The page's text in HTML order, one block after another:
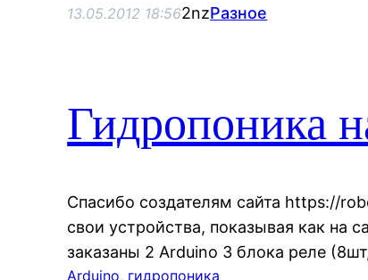
13.05.2012 18:562nzРазное
Гидропоника
Спасибо создателям сайта https://
свои устройства, показывая как на
заказаны 2 Arduino 3 блока реле
Arduino, гидропоника